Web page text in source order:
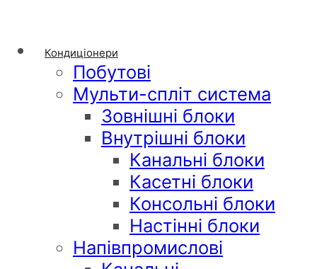
Кондиціонери
Побутові
Мульти-спліт система
Зовнішні блоки
Внутрішні блоки
Канальні блоки
Касетні блоки
Консольні блоки
Настінні блоки
Напівпромислові